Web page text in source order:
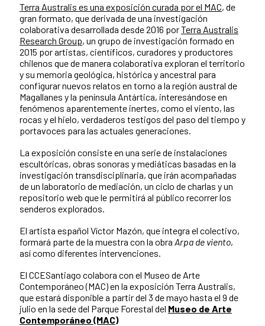
Terra Australis es una exposición curada por el MAC, de
gran formato, que derivada de una investigación
colaborativa desarrollada desde 2016 porTerra Australis
Research Group, un grupo de investigación formado en
2015 por artistas, científicos, curadores y productores
chilenos que de manera colaborativa exploran el territorio
y su memoria geológica, histórica y ancestral para
configurar nuevos relatos en torno a la región austral de
Magallanes y la península Antártica, interesándose en
fenómenos aparentemente inertes, como el viento, las
rocas y el hielo, verdaderos testigos del paso del tiempo y
portavoces para las actuales generaciones.
La exposición consiste en una serie de instalaciones
escultóricas, obras sonoras y mediáticas basadas en la
investigación transdisciplinaria, que irán acompañadas
de un laboratorio de mediación, un ciclo de charlas y un
repositorio web que le permitirá al público recorrer los
senderos explorados.
El artista español Víctor Mazón, que integra el colectivo,
formará parte de la muestra con la obra Arpa de viento,
así como diferentes intervenciones.
El CCESantiago colabora con el Museo de Arte
Contemporáneo (MAC) en la exposición Terra Australis,
que estará disponible a partir del 3 de mayo hasta el 9 de
julio en la sede del Parque Forestal del Museo de Arte
Contemporáneo (MAC)